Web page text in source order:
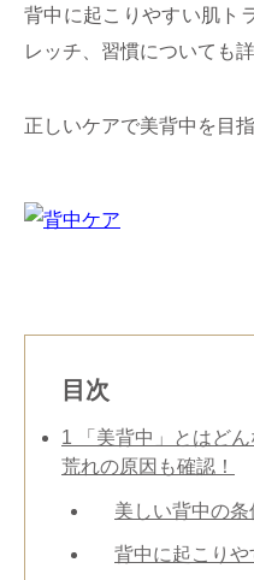
背中に起こりやすい肌ト
レッチ、習慣についても
正しいケアで美背中を目
目次
1 「美背中」とはど
荒れの原因も確認！
美しい背中の条
背中に起こり